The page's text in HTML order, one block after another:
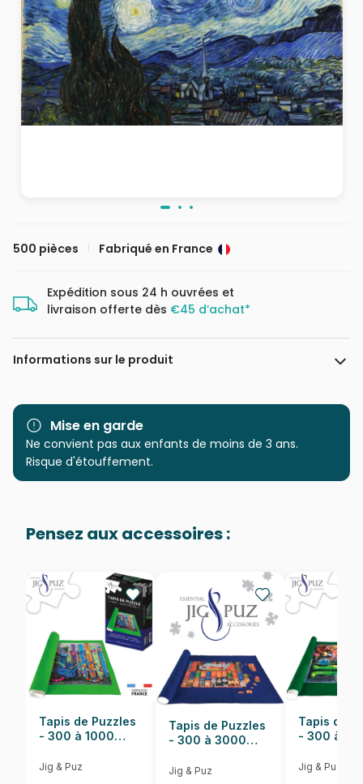
500 pièces Fabriqué en France
Expédition sous 24 h ouvrées et
livraison offerte dès €45 d’achat*
Informations sur le produit
Marque Grafika
Catégorie Puzzles - Art
Age
Puzzle pour Adultes (500 à
Provenance Fabriqué en France
EAN 3663384323089
Nombre de pièces 500 pièces
Dimensions 48 x 34 cm
Mise en garde
Ne convient pas aux enfants de moins de 3 ans.
Risque d'étouffement.
Pensez aux accessoires :
Tapis de Puzzles
- 300 à 1000
Jig & Puz
Tapis de Puzzles
- 300 à 3000
Jig & Puz
Tapis de
- 300 à
Jig & Puz